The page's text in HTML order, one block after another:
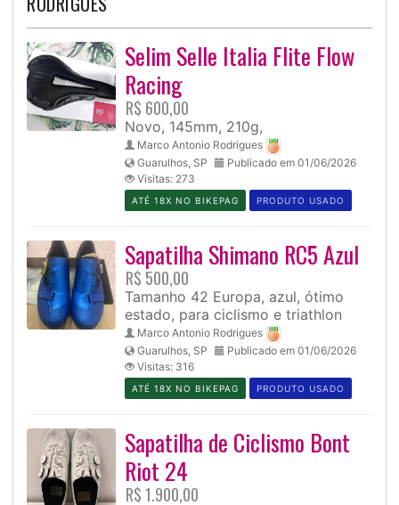
Selim Selle Italia Flite Flow
Racing
R$ 600,00
Novo, 145mm, 210g,
Marco Antonio Rodrigues
Guarulhos, SP
Publicado em 01/06/2026
Visitas: 273
ATÉ 18X NO BIKEPAG PRODUTO USADO
Sapatilha Shimano RC5 Azul
R$ 500,00
Tamanho 42 Europa, azul, ótimo
estado, para ciclismo e triathlon
Marco Antonio Rodrigues
Guarulhos, SP
Publicado em 01/06/2026
Visitas: 316
ATÉ 18X NO BIKEPAG PRODUTO USADO
Sapatilha de Ciclismo Bont
Riot 24
R$ 1.900,00